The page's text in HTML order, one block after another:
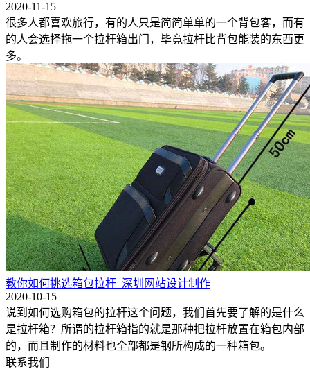
2020-11-15
很多人都喜欢旅行，有的人只是简简单单的一个背包客，而有
的人会选择拖一个拉杆箱出门，毕竟拉杆比背包能装的东西更
多。
教你如何挑选箱包拉杆_深圳网站设计制作
2020-10-15
说到如何选购箱包的拉杆这个问题，我们首先要了解的是什么
是拉杆箱？所谓的拉杆箱指的就是那种把拉杆放置在箱包内部
的，而且制作的材料也全部都是钢所构成的一种箱包。
联系我们